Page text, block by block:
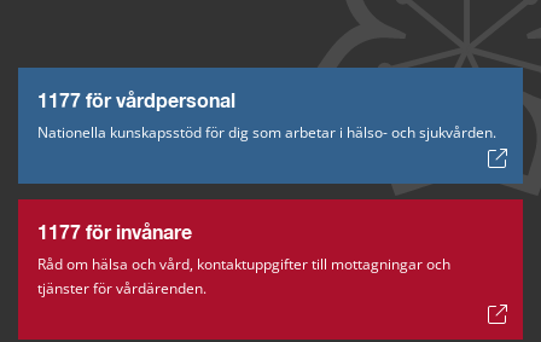
1177 för vårdpersonal
Nationella kunskapsstöd för dig som arbetar i hälso- och sjukvården.
1177 för invånare
Råd om hälsa och vård, kontaktuppgifter till mottagningar och
tjänster för vårdärenden.